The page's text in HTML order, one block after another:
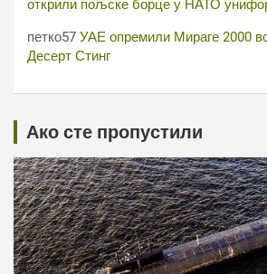
открили пољске борце у НАТО
петко57 УАЕ опремили Мираге 2000
Десерт Стинг
Ако сте пропустили